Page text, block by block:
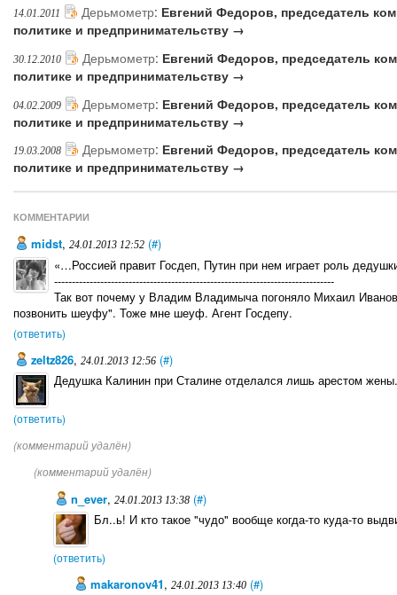
14.01.2011 Дерьмометр: Евгений Федоров, председатель
политике и предпринимательству →
30.12.2010 Дерьмометр: Евгений Федоров, председатель
политике и предпринимательству →
04.02.2009 Дерьмометр: Евгений Федоров, председатель
политике и предпринимательству →
19.03.2008 Дерьмометр: Евгений Федоров, председатель
политике и предпринимательству →
КОММЕНТАРИИ
midst, 24.01.2013 12:52 (#)
«…Россией правит Госдеп, Путин при нем играет роль
-------------------------------------------------------------------------------
Так вот почему у Владим Владимыча погоняло Михаил
позвонить шеуфу". Тоже мне шеуф. Агент Госдепу.
(ответить)
zeltz826, 24.01.2013 12:56 (#)
Дедушка Калинин при Сталине отделался лишь арестом
(ответить)
(комментарий удалён)
(комментарий удалён)
n_ever,24.01.2013 13:38 (#)
Бл..ь! И кто такое "чудо" вообще когда-то куда-то
(ответить)
makaronov41, 24.01.2013 13:40 (#)